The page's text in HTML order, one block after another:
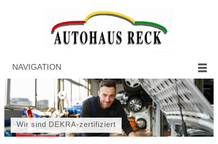
NAVIGATION
Wir sind DEKRA-zertifiziert